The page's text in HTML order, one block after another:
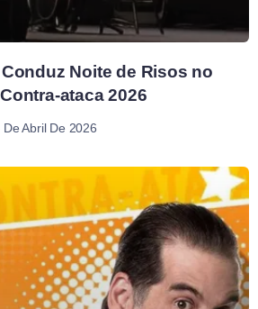
Noite de Risos no
ataca 2026
De Abril De 2026